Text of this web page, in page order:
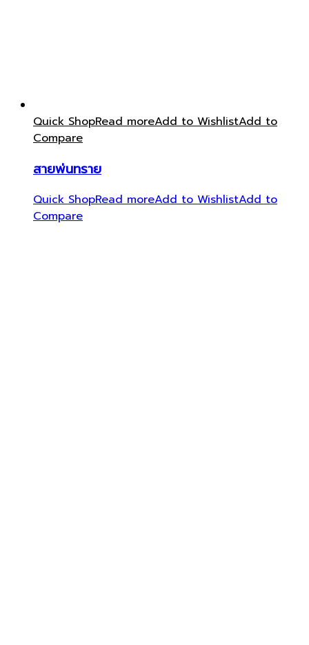
Quick ShopRead moreAdd to WishlistAdd to
Compare
สายพ่นทราย
Quick ShopRead moreAdd to WishlistAdd to
Compare